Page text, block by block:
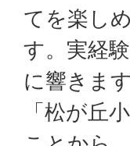
てを楽し
す。実経
に響きま
「松が丘